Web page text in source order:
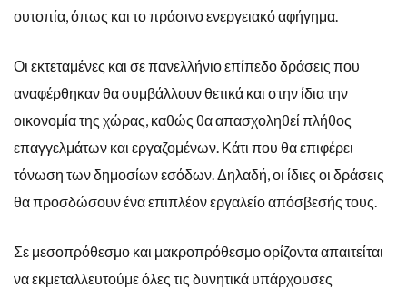
ουτοπία, όπως και το πράσινο ενεργειακό αφήγημα.
Οι εκτεταμένες και σε πανελλήνιο επίπεδο δράσεις που
αναφέρθηκαν θα συμβάλλουν θετικά και στην ίδια την
οικονομία της χώρας, καθώς θα απασχοληθεί πλήθος
επαγγελμάτων και εργαζομένων. Κάτι που θα επιφέρει
τόνωση των δημοσίων εσόδων. Δηλαδή, οι ίδιες οι δράσεις
θα προσδώσουν ένα επιπλέον εργαλείο απόσβεσής τους.
Σε μεσοπρόθεσμο και μακροπρόθεσμο ορίζοντα απαιτείται
να εκμεταλλευτούμε όλες τις δυνητικά υπάρχουσες